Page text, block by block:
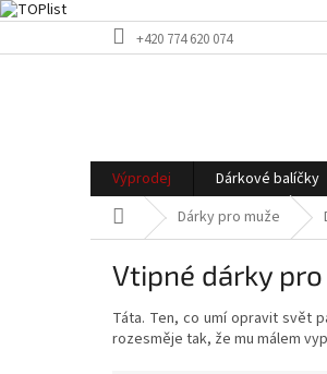
na
+420 774 620 074
Výprodej Dárkové balíčky
Domů Dárky pro muže
Vtipné dárky
Táta. Ten, co umí opravit svět
rozesměje tak, že mu málem